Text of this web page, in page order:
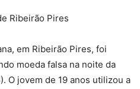
Ribeirão Pires
em Ribeirão Pires, foi
moeda falsa na noite da
O jovem de 19 anos utilizou a